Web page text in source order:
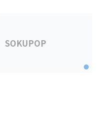
SOKUPOP